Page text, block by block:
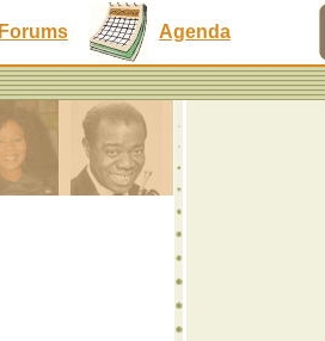
Forums Agenda